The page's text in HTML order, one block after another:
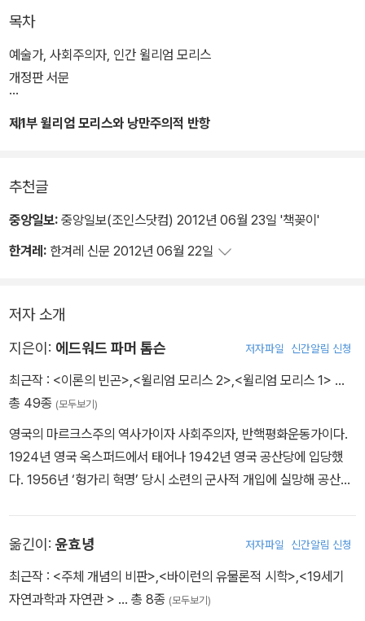
그런데 톰슨이 보여주는 혜안은 모리스의 중세적 낭만주의 기질이 단
순히 개인적인 취향으로 치부될 성질의 것이 아니라 19세기 영국의
극단화된 산업자본주의 사회가 지니는 비인간적인 삶의 여건을 비판
하는 관점에서 비롯된 것이라는 점을 발굴해내는 데 있다. 이것이 모
리스 인생 전반기의 예술 활동과 후반기의 사회주의 활동을 연결 짓
틀을 제공한다는 점에서 이 책의 통찰력이 돋보인다고 할 것이다.
스와 혁명가 모리스의 일치를 보여주는 데 역점을 두고 있으며, 독자
적으로 갖고 있던 인간 삶에 대한 뜨거운 신뢰와 애정, 그리고 무엇보
다도 삶의 필요와 욕망을 충족시키기 위한 제반 인간 활동에서 모리
스가 보여주는 자발적이고 주체적인 창조성이라고 할 것이다.
의 행위성을 담고 있고, 그의 사회주의가 권위주의적 관료주의에 매
몰되지 않고 인간의 삶이라는 근본을 항상 유념하고 있는 것은 당장
의 성패로서의 그 의미를 평가할 수 없는 더 큰 인간 활동의 목표를 설
목차
예술가, 사회주의자, 인간 윌리엄 모리스
개정판 서문
제1부 윌리엄 모리스와 낭만주의적 반항
추천글
중앙일보: 중앙일보(조인스닷컴) 2012년 06월 23일 '책꽂이'
한겨레: 한겨레 신문 2012년 06월 22일
저자 소개
지은이: 에드워드 파머 톰슨 저자파일 신간알림 신청
최근작 : <이론의 빈곤>,<윌리엄 모리스 2>,<윌리엄 모리스 1> …
총 49종 (모두보기)
영국의 마르크스주의 역사가이자 사회주의자, 반핵평화운동가이다.
1924년 영국 옥스퍼드에서 태어나 1942년 영국 공산당에 입당했
다. 1956년 ‘헝가리 혁명’ 당시 소련의 군사적 개입에 실망해 공산당
탈당한 뒤 1957년에는 좌파에 기생하고 있는 스탈린주의를 비판하
는 잡지《새로운 합리주의자The New Reasoner》창간을 주도했다.
그 후 이 잡지는《대학과 좌파 평론Universities & Left Review》지
옮긴이: 윤효녕 저자파일 신간알림 신청
최근작 : <주체 개념의 비판>,<바이런의 유물론적 시학>,<19세기
자연과학과 자연관 > … 총 8종 (모두보기)